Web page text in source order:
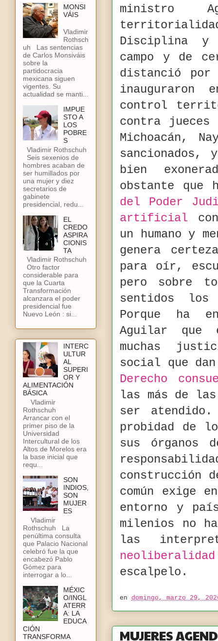
ministro
Disciplina y
campo y de
distanció por
inauguraron
control
contra jueces
Michoacán,
sancionados,
bien
obstante
del Poder
artificial
un humano y
genera
para oír,
pero sobre
sentidos
Porque ha
Aguilar que
muchas
social que
Derecho
las más de
ser
probidad de
sus órganos
construcción
común exige
entorno y
milenios no
las
neoliberalidad
escalpelo.
en domingo, marzo 29,
MUJERES
MONSI
VÁIS
Vladimir
Rothsch
uh Las sentencias
de Carlos Monsiváis
sobre la
partidocracia
mexicana siguen
vigentes. Su
actualidad se manti...
IMPUE
STO A
LOS
POBRE
S
Vladimir Rothschuh
Seis sexenios de
hombres acaban de
ser humillados por
una mujer y diez
secretarios de
gabinete
presidencial, redu...
EL
CREDO
ASPIRA
CIONIS
TA
Vladimir Rothschuh
Otro factor
considerable para
que la Cuarta
Transformación
alcanzara el poder
presidencial fue
Nuevo León : si...
INTERC
ULTUR
AL
SUPERI
OR Y
ALIMENTACIÓN
BÁSICA
Vladimir
Rothschuh
Arrancar con el
primer piso de la
Universidad
Intercultural de los
Altos de Morelos era
la base inicial que
requ...
SON
INDIOS,
SON
MUJER
ES
Vladimir
Rothschuh La
penúltima consulta
que Palacio Nacional
celebró fue la que
encabezó Pablo
Gómez para
interrogar a lo...
MÉXIC
O/INGL
ATERR
A: LA
EDUCA
CIÓN
TRANSFORMA